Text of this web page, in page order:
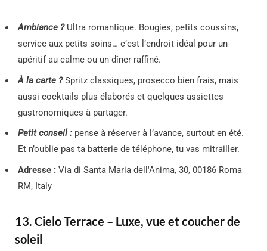
Ambiance ?Ultra romantique. Bougies, petits coussins,
service aux petits soins… c’est l’endroit idéal pour un
apéritif au calme ou un dîner raffiné.
À la carte ?Spritz classiques, prosecco bien frais, mais
aussi cocktails plus élaborés et quelques assiettes
gastronomiques à partager.
Petit conseil : pense à réserver à l’avance, surtout en été.
Et n’oublie pas ta batterie de téléphone, tu vas mitrailler.
Adresse : Via di Santa Maria dell'Anima, 30, 00186 Roma
RM, Italy
13. Cielo Terrace – Luxe, vue et coucher de
soleil